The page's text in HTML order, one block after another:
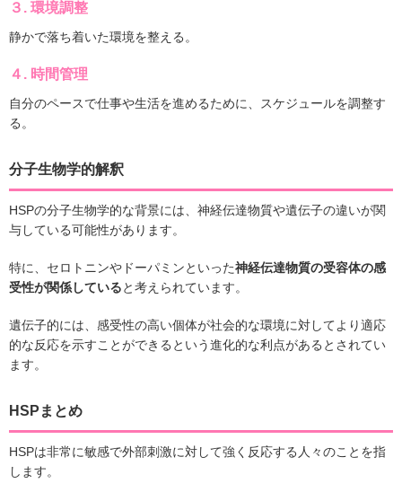
３. 環境調整
静かで落ち着いた環境を整える。
４. 時間管理
自分のペースで仕事や生活を進めるために、スケジュールを調整す
る。
分子生物学的解釈
HSPの分子生物学的な背景には、神経伝達物質や遺伝子の違いが関
与している可能性があります。
特に、セロトニンやドーパミンといった神経伝達物質の受容体の感
受性が関係していると考えられています。
遺伝子的には、感受性の高い個体が社会的な環境に対してより適応
的な反応を示すことができるという進化的な利点があるとされてい
ます。
HSPまとめ
HSPは非常に敏感で外部刺激に対して強く反応する人々のことを指
します。